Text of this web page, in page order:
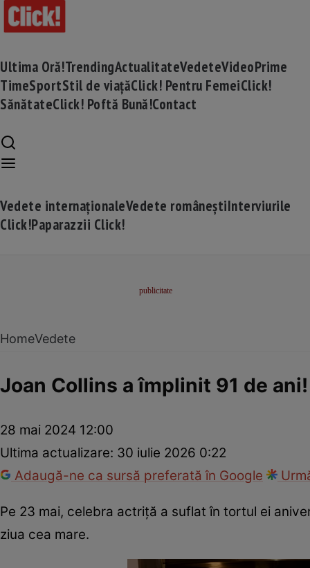
Ultima Oră!TrendingActualitateVedeteVideoPrime
TimeSportStil de viațăClick! Pentru FemeiClick!
SănătateClick! Poftă Bună!Contact
Vedete internaționaleVedete româneștiInterviurile
Click!Paparazzii Click!
HomeVedete
Joan Collins a împlinit 91 de
28 mai 2024 12:00
Ultima actualizare: 30 iulie 2026 0:22
Adaugă-ne ca sursă preferată în Google
Pe 23 mai, celebra actriță a suflat în tortul ei
ziua cea mare.